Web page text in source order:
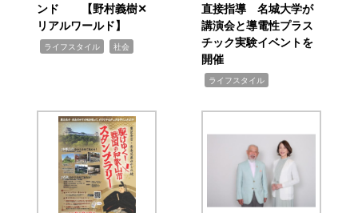
ンド 【野村義樹✕
リアルワールド】
ライフスタイル 社会
直接指導 名城大学が
講演会と導電性プラス
チック実験イベントを
開催
ライフスタイル